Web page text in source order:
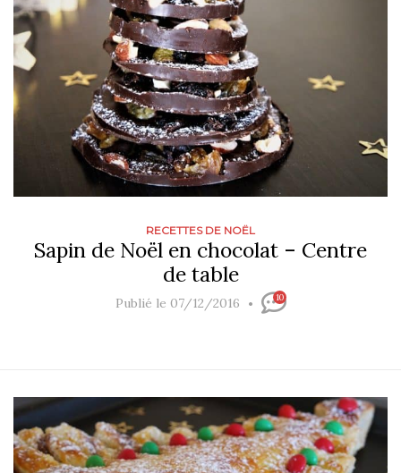
RECETTES DE NOËL
Sapin de Noël en chocolat – Centre
de table
Publié le 07/12/2016 10